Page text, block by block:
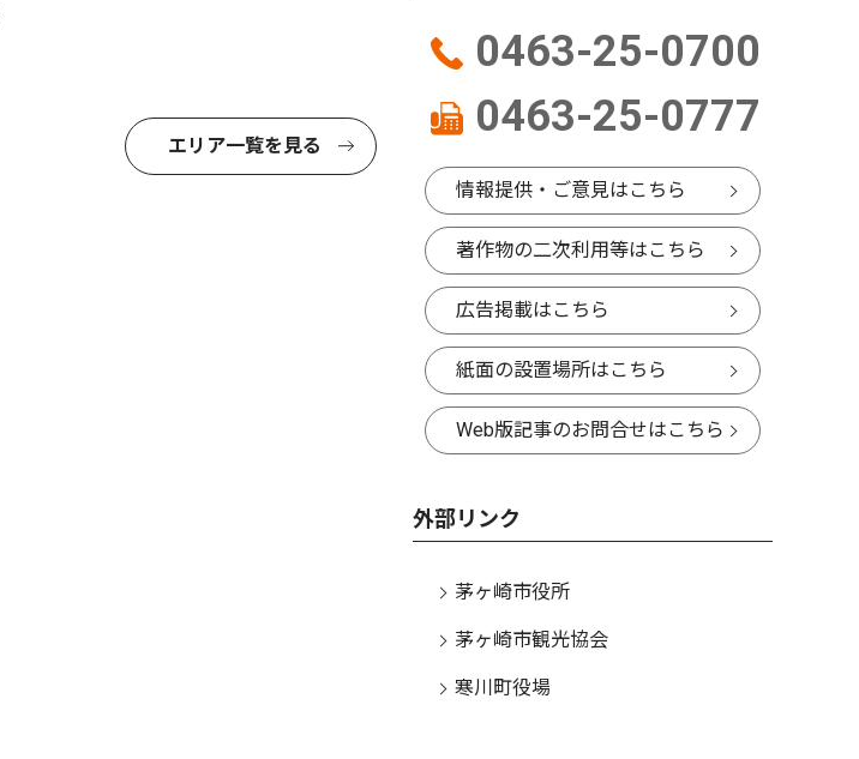
エリア一覧を見る
0463-25-0700
0463-25-0777
情報提供・ご意見はこちら
著作物の二次利用等はこちら
広告掲載はこちら
紙面の設置場所はこちら
Web版記事のお問合せはこちら
外部リンク
茅ヶ崎市役所
茅ヶ崎市観光協会
寒川町役場